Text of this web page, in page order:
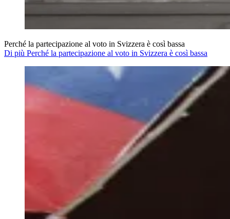
Perché la partecipazione al voto in Svizzera è così bassa
Di più Perché la partecipazione al voto in Svizzera è così bassa